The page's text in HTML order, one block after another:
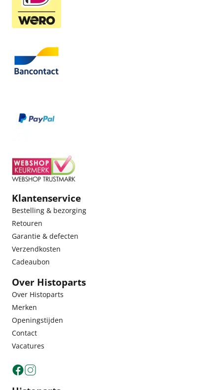
Klantenservice
Bestelling & bezorging
Retouren
Garantie & defecten
Verzendkosten
Cadeaubon
Over Histoparts
Over Histoparts
Merken
Openingstijden
Contact
Vacatures